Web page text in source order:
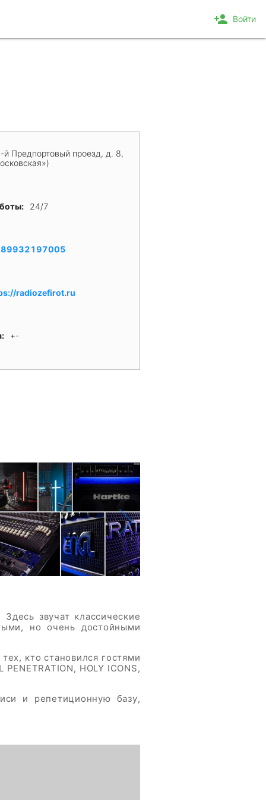
person_add Войти
й Предпортовый проезд, д. 8,
24/7
89932197005
radiozefirot.ru
+-
звучат классические
но очень достойными
кто становился гостями
HOLY ICONS,
и репетиционную базу,